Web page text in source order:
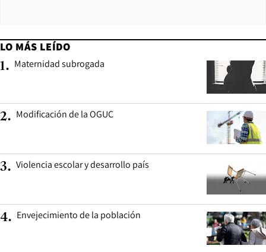
LO MÁS LEÍDO
1. Maternidad subrogada
2. Modificación de la OGUC
3. Violencia escolar y desarrollo país
4. Envejecimiento de la población